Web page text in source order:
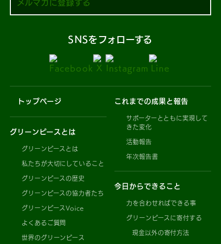
メルマガに登録する
SNSをフォローする
トップページ
グリーンピースとは
グリーンピースとは
私たちが大切にしていること
グリーンピースの歴史
グリーンピースの協力者たち
グリーンピースVoice
よくあるご質問
世界のグリーンピース
これまでの成果と報告
サポーターとともに実現して
きた変化
活動報告
年次報告書
今日からできること
力を合わせればできる事
グリーンピースに寄付する
現金以外の寄付方法